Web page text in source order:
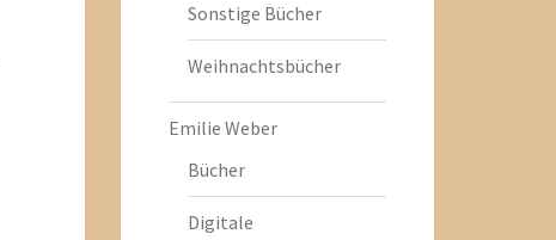
Sonstige Bücher
Weihnachtsbücher
Emilie Weber
Bücher
Digitale